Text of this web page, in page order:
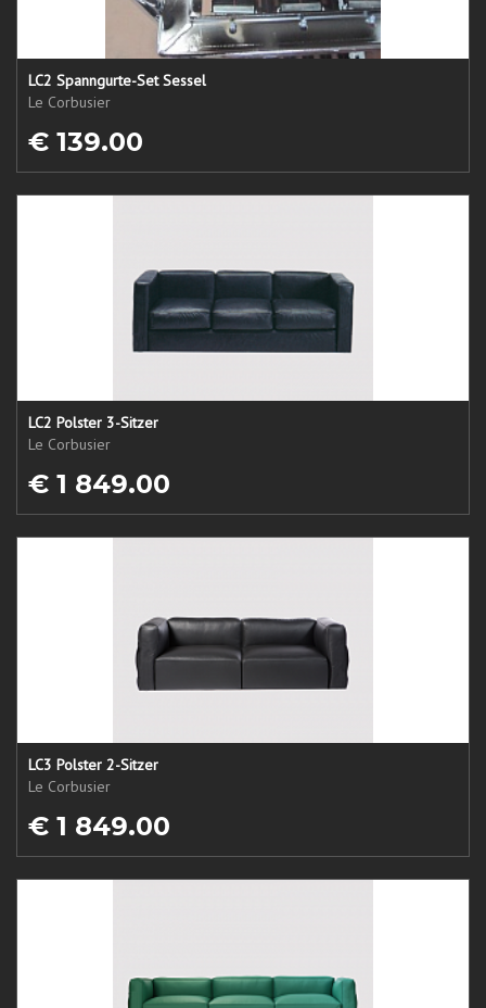
LC2 Spanngurte-Set Sessel
Le Corbusier
€ 139.00
LC2 Polster 3-Sitzer
Le Corbusier
€ 1 849.00
LC3 Polster 2-Sitzer
Le Corbusier
€ 1 849.00